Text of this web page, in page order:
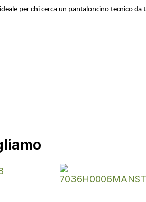
per chi cerca un pantaloncino tecnico